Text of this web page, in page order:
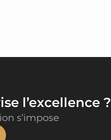
l’excellence ?
s’impose